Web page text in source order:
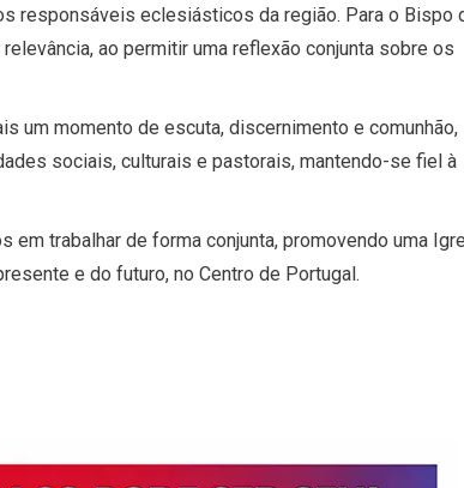
responsáveis eclesiásticos da região. Para o Bispo
ao permitir uma reflexão conjunta sobre os
um momento de escuta, discernimento e comunhão,
sociais, culturais e pastorais, mantendo-se fiel à
trabalhar de forma conjunta, promovendo uma
e do futuro, no Centro de Portugal.